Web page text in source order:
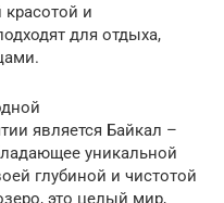
и
для отдыха,
является Байкал –
уникальной
глубиной и чистотой
это целый мир,